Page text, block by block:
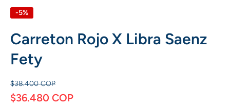
-5%
Carreton Rojo X Libra Saenz
Fety
$38.400 COP
$36.480 COP